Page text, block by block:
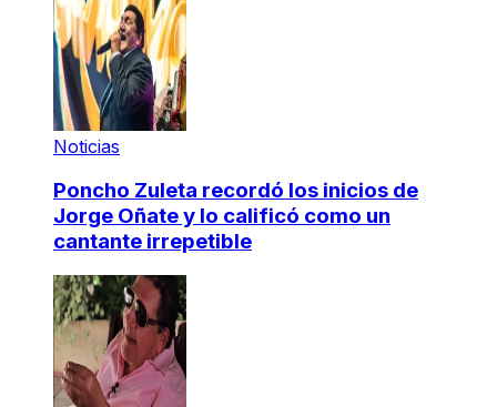
Noticias
Poncho Zuleta recordó los inicios de
Jorge Oñate y lo calificó como un
cantante irrepetible